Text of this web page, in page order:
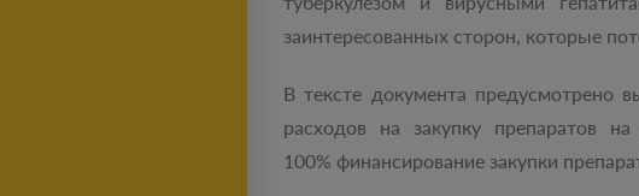
заинтересованных сторон, которые
В тексте документа предусмотрено
расходов на закупку препаратов
100% финансирование закупки